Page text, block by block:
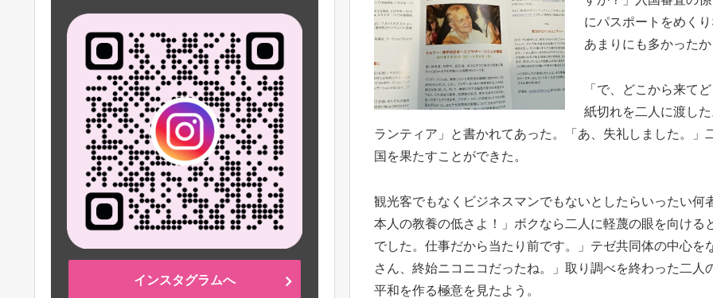
にパスポートをめく
あまりにも多かった
「で、どこから来て
紙切れを二人に渡し
ランティア」と書かれてあった。「あ、失礼しました。
国を果たすことができた。
観光客でもなくビジネスマンでもないとしたらいったい
本人の教養の低さよ！」ボクなら二人に軽蔑の眼を向け
でした。仕事だから当たり前です。」テゼ共同体の中心
さん、終始ニコニコだったね。」取り調べを終わった二
平和を作る極意を見たよう。
インスタグラムへ